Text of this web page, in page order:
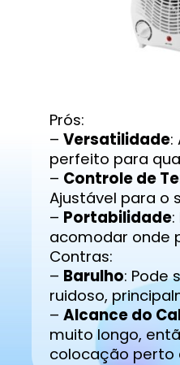
Prós:
– Versatilidade:
perfeito para
– Controle de
Ajustável para o
– Portabilidade:
acomodar onde
Contras:
– Barulho: Pode
ruidoso,
– Alcance do
muito longo,
colocação perto